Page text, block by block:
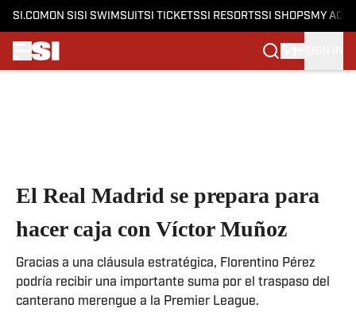
SI.COM ON SI SI SWIMSUITSI TICKETSSI RESORTSSI SHOPS MY
El Real Madrid se prepara para
hacer caja con Víctor Muñoz
Gracias a una cláusula estratégica, Florentino Pérez
podría recibir una importante suma por el traspaso del
canterano merengue a la Premier League.